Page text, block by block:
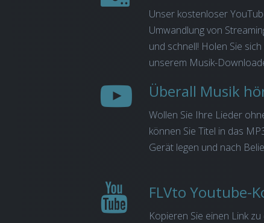
Unser kostenloser
Umwandlung von
und schnell! Holen Sie
unserem Musik-
Überall Musik
Wollen Sie Ihre Lieder
können Sie Titel in das
Gerät legen und nach
FLVto Youtube-
Kopieren Sie einen Link